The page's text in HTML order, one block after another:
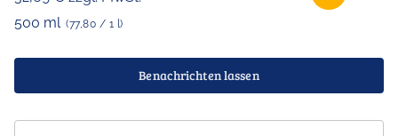
500 ml (77,80 / 1 l)
Benachrichten lassen